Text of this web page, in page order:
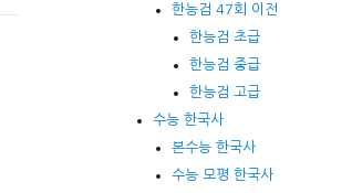
한능검 47회 이전
한능검 초급
한능검 중급
한능검 고급
수능 한국사
본수능 한국사
수능 모평 한국사